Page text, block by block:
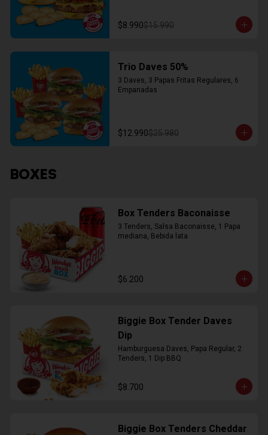
$8.990$15.990
Trio Daves 50%
3 Daves, 3 Papas Fritas Regulares, 6
Empanadas
$12.990$25.980
BOXES
Box Tenders Baconaisse
3 Tenders, Salsa Baconaisse, 1 Papa
mediana, Bebida lata
$6.200
Biggie Box Tender Daves
Dip
Hamburguesa Daves, Papa Regular, 2
Tenders, 1 Dip BBQ
$8.700
Biggie Box Tenders Cheddar